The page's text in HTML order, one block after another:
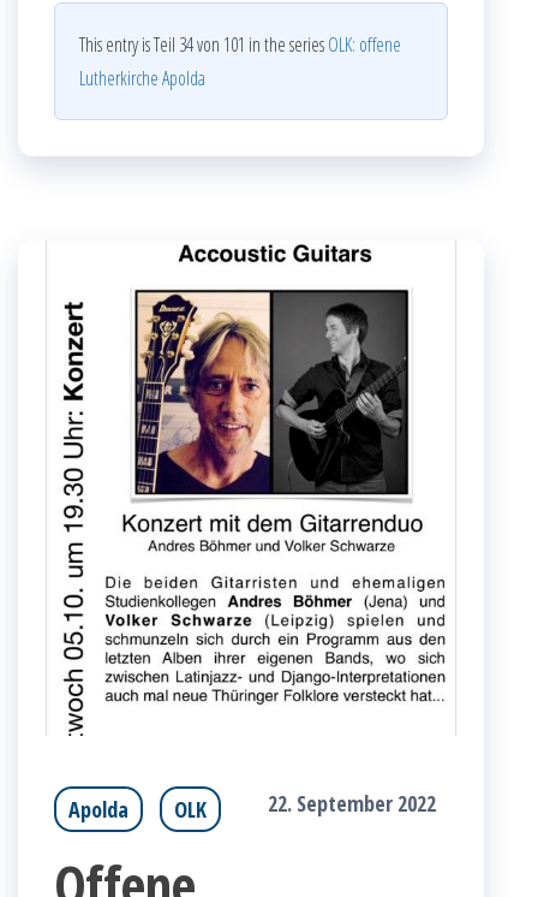
This entry is Teil 34 von 101 in the seriesOLK: offene
Lutherkirche Apolda
Apolda OLK 22. September 2022